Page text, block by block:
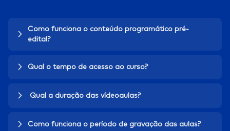
Como funciona o conteúdo programático pré-
edital?
Qual o tempo de acesso ao curso?
Qual a duração das vídeoaulas?
Como funciona o período de gravação das aulas?